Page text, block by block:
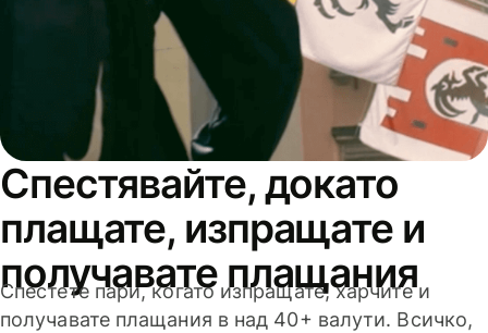
Спестявайте, докато
плащате, изпращате и
получавате плащания
Спестете пари, когато изпращате, харчите и
получавате плащания в над 40+ валути. Всичко,